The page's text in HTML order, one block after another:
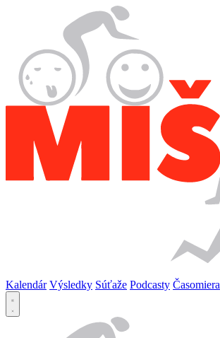
Kalendár Výsledky Súťaže Podcasty Časomiera